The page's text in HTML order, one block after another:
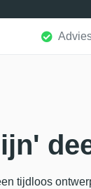
tijdloos